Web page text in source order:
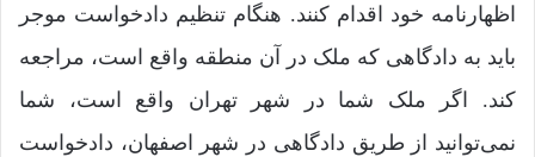
اظهارنامه خود اقدام کنند. هنگام تنظیم دادخواست موجر
باید به دادگاهی که ملک در آن منطقه واقع است، مراجعه
کند. اگر ملک شما در شهر تهران واقع است، شما
نمی‌توانید از طریق دادگاهی در شهر اصفهان، دادخواست